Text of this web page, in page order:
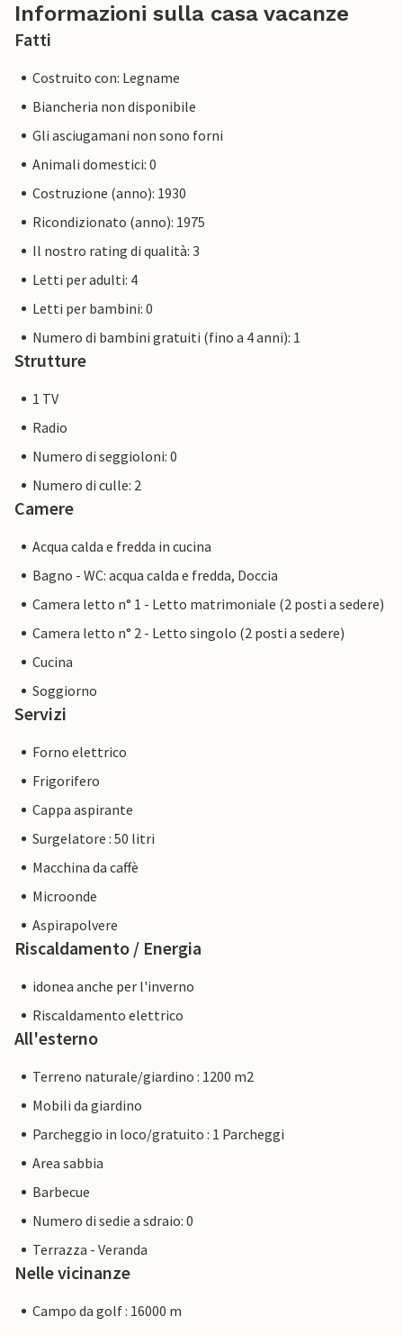
Informazioni sulla casa vacanze
Fatti
Costruito con: Legname
Biancheria non disponibile
Gli asciugamani non sono forni
Animali domestici: 0
Costruzione (anno): 1930
Ricondizionato (anno): 1975
Il nostro rating di qualità: 3
Letti per adulti: 4
Letti per bambini: 0
Numero di bambini gratuiti (fino a 4 anni): 1
Strutture
1 TV
Radio
Numero di seggioloni: 0
Numero di culle: 2
Camere
Acqua calda e fredda in cucina
Bagno - WC: acqua calda e fredda, Doccia
Camera letto n° 1 - Letto matrimoniale (2 posti a sedere)
Camera letto n° 2 - Letto singolo (2 posti a sedere)
Cucina
Soggiorno
Servizi
Forno elettrico
Frigorifero
Cappa aspirante
Surgelatore : 50 litri
Macchina da caffè
Microonde
Aspirapolvere
Riscaldamento / Energia
idonea anche per l'inverno
Riscaldamento elettrico
All'esterno
Terreno naturale/giardino : 1200 m2
Mobili da giardino
Parcheggio in loco/gratuito : 1 Parcheggi
Area sabbia
Barbecue
Numero di sedie a sdraio: 0
Terrazza - Veranda
Nelle vicinanze
Campo da golf : 16000 m